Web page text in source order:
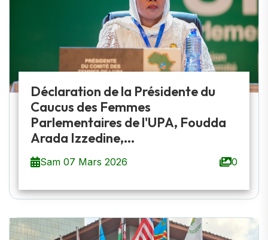
Déclaration de la Présidente du
Caucus des Femmes
Parlementaires de l'UPA, Foudda
Arada Izzedine,...
Sam 07 Mars 2026 0